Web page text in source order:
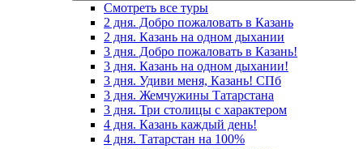
Смотреть все туры
2 дня. Добро пожаловать в Казань
2 дня. Казань на одном дыхании
3 дня. Добро пожаловать в Казань!
3 дня. Казань на одном дыхании!
3 дня. Удиви меня, Казань! СПб
3 дня. Жемчужины Татарстана
3 дня. Три столицы с характером
4 дня. Казань каждый день!
4 дня. Татарстан на 100%